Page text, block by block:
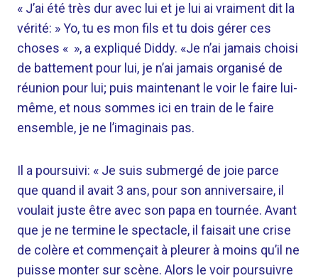
« J’ai été très dur avec lui et je lui ai vraiment dit la
vérité: » Yo, tu es mon fils et tu dois gérer ces
choses « », a expliqué Diddy. «Je n’ai jamais choisi
de battement pour lui, je n’ai jamais organisé de
réunion pour lui; puis maintenant le voir le faire lui-
même, et nous sommes ici en train de le faire
ensemble, je ne l’imaginais pas.
Il a poursuivi: « Je suis submergé de joie parce
que quand il avait 3 ans, pour son anniversaire, il
voulait juste être avec son papa en tournée. Avant
que je ne termine le spectacle, il faisait une crise
de colère et commençait à pleurer à moins qu’il ne
puisse monter sur scène. Alors le voir poursuivre